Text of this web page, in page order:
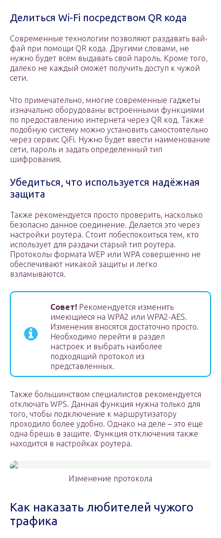
Делиться Wi-Fi посредством QR кода
Современные технологии позволяют раздавать вай-
фай при помощи QR кода. Другими словами, не
нужно будет всем выдавать свой пароль. Кроме того,
далеко не каждый сможет получить доступ к чужой
сети.
Что примечательно, многие современные гаджеты
изначально оборудованы встроенными функциями
по предоставлению интернета через QR код. Также
подобную систему можно установить самостоятельно
через сервис QiFi. Нужно будет ввести наименование
сети, пароль и задать определенный тип
шифрования.
Убедиться, что используется надёжная
защита
Также рекомендуется просто проверить, насколько
безопасно данное соединение. Делается это через
настройки роутера. Стоит побеспокоиться тем, кто
использует для раздачи старый тип роутера.
Протоколы формата WEP или WPA совершенно не
обеспечивают никакой защиты и легко
взламываются.
Совет! Рекомендуется изменить
имеющиеся на WPA2 или WPA2-AES.
Изменения вносятся достаточно просто.
Необходимо перейти в раздел
настроек и выбрать наиболее
подходящий протокол из
представленных.
Также большинством специалистов рекомендуется
отключать WPS. Данная функция нужна только для
того, чтобы подключение к маршрутизатору
проходило более удобно. Однако на деле – это еще
одна брешь в защите. Функция отключения также
находится в настройках роутера.
Изменение протокола
Как наказать любителей чужого
трафика